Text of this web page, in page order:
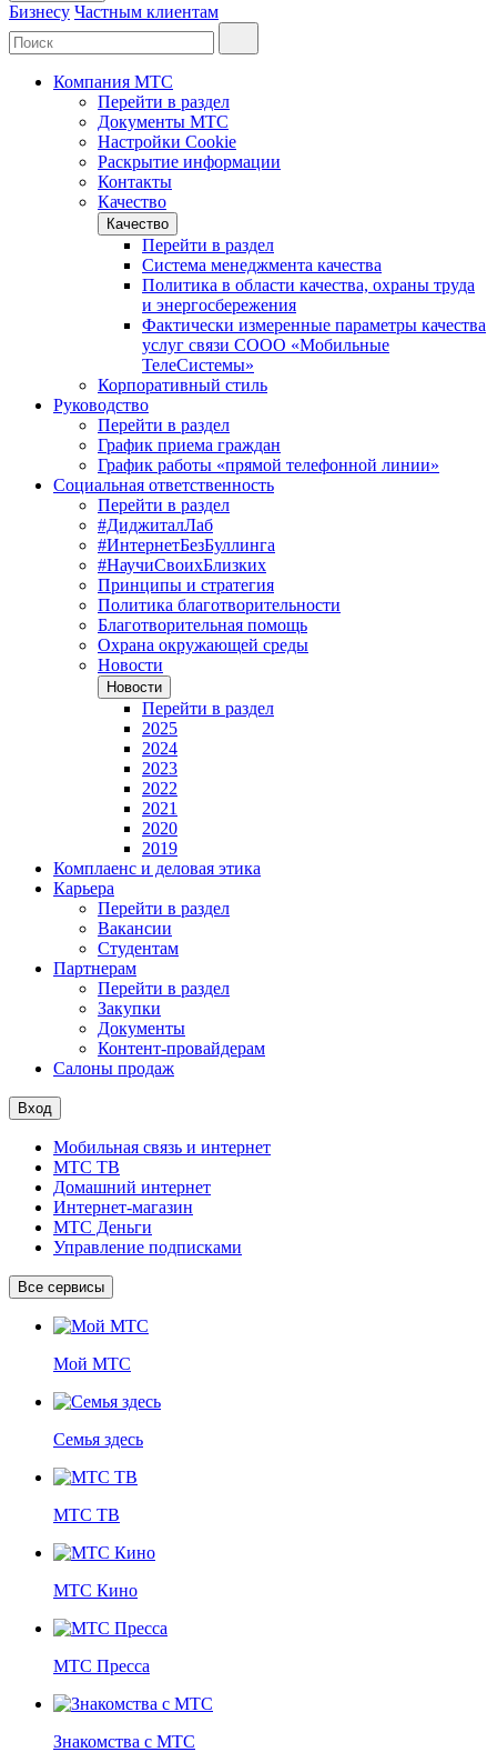
Бизнесу Частным клиентам
Компания МТС
Перейти в раздел
Документы МТС
Настройки Cookie
Раскрытие информации
Контакты
Качество
Качество
Перейти в раздел
Система менеджмента качества
Политика в области качества, охраны труда
и энергосбережения
Фактически измеренные параметры качества
услуг связи СООО «Мобильные
ТелеСистемы»
Корпоративный стиль
Руководство
Перейти в раздел
График приема граждан
График работы «прямой телефонной линии»
Социальная ответственность
Перейти в раздел
#ДиджиталЛаб
#ИнтернетБезБуллинга
#НаучиСвоихБлизких
Принципы и стратегия
Политика благотворительности
Благотворительная помощь
Охрана окружающей среды
Новости
Новости
Перейти в раздел
2025
2024
2023
2022
2021
2020
2019
Комплаенс и деловая этика
Карьера
Перейти в раздел
Вакансии
Студентам
Партнерам
Перейти в раздел
Закупки
Документы
Контент-провайдерам
Салоны продаж
Вход
Мобильная связь и интернет
МТС ТВ
Домашний интернет
Интернет-магазин
МТС Деньги
Управление подписками
Все сервисы
Мой МТС
Семья здесь
МТС ТВ
МТС Кино
МТС Пресса
Знакомства с МТС